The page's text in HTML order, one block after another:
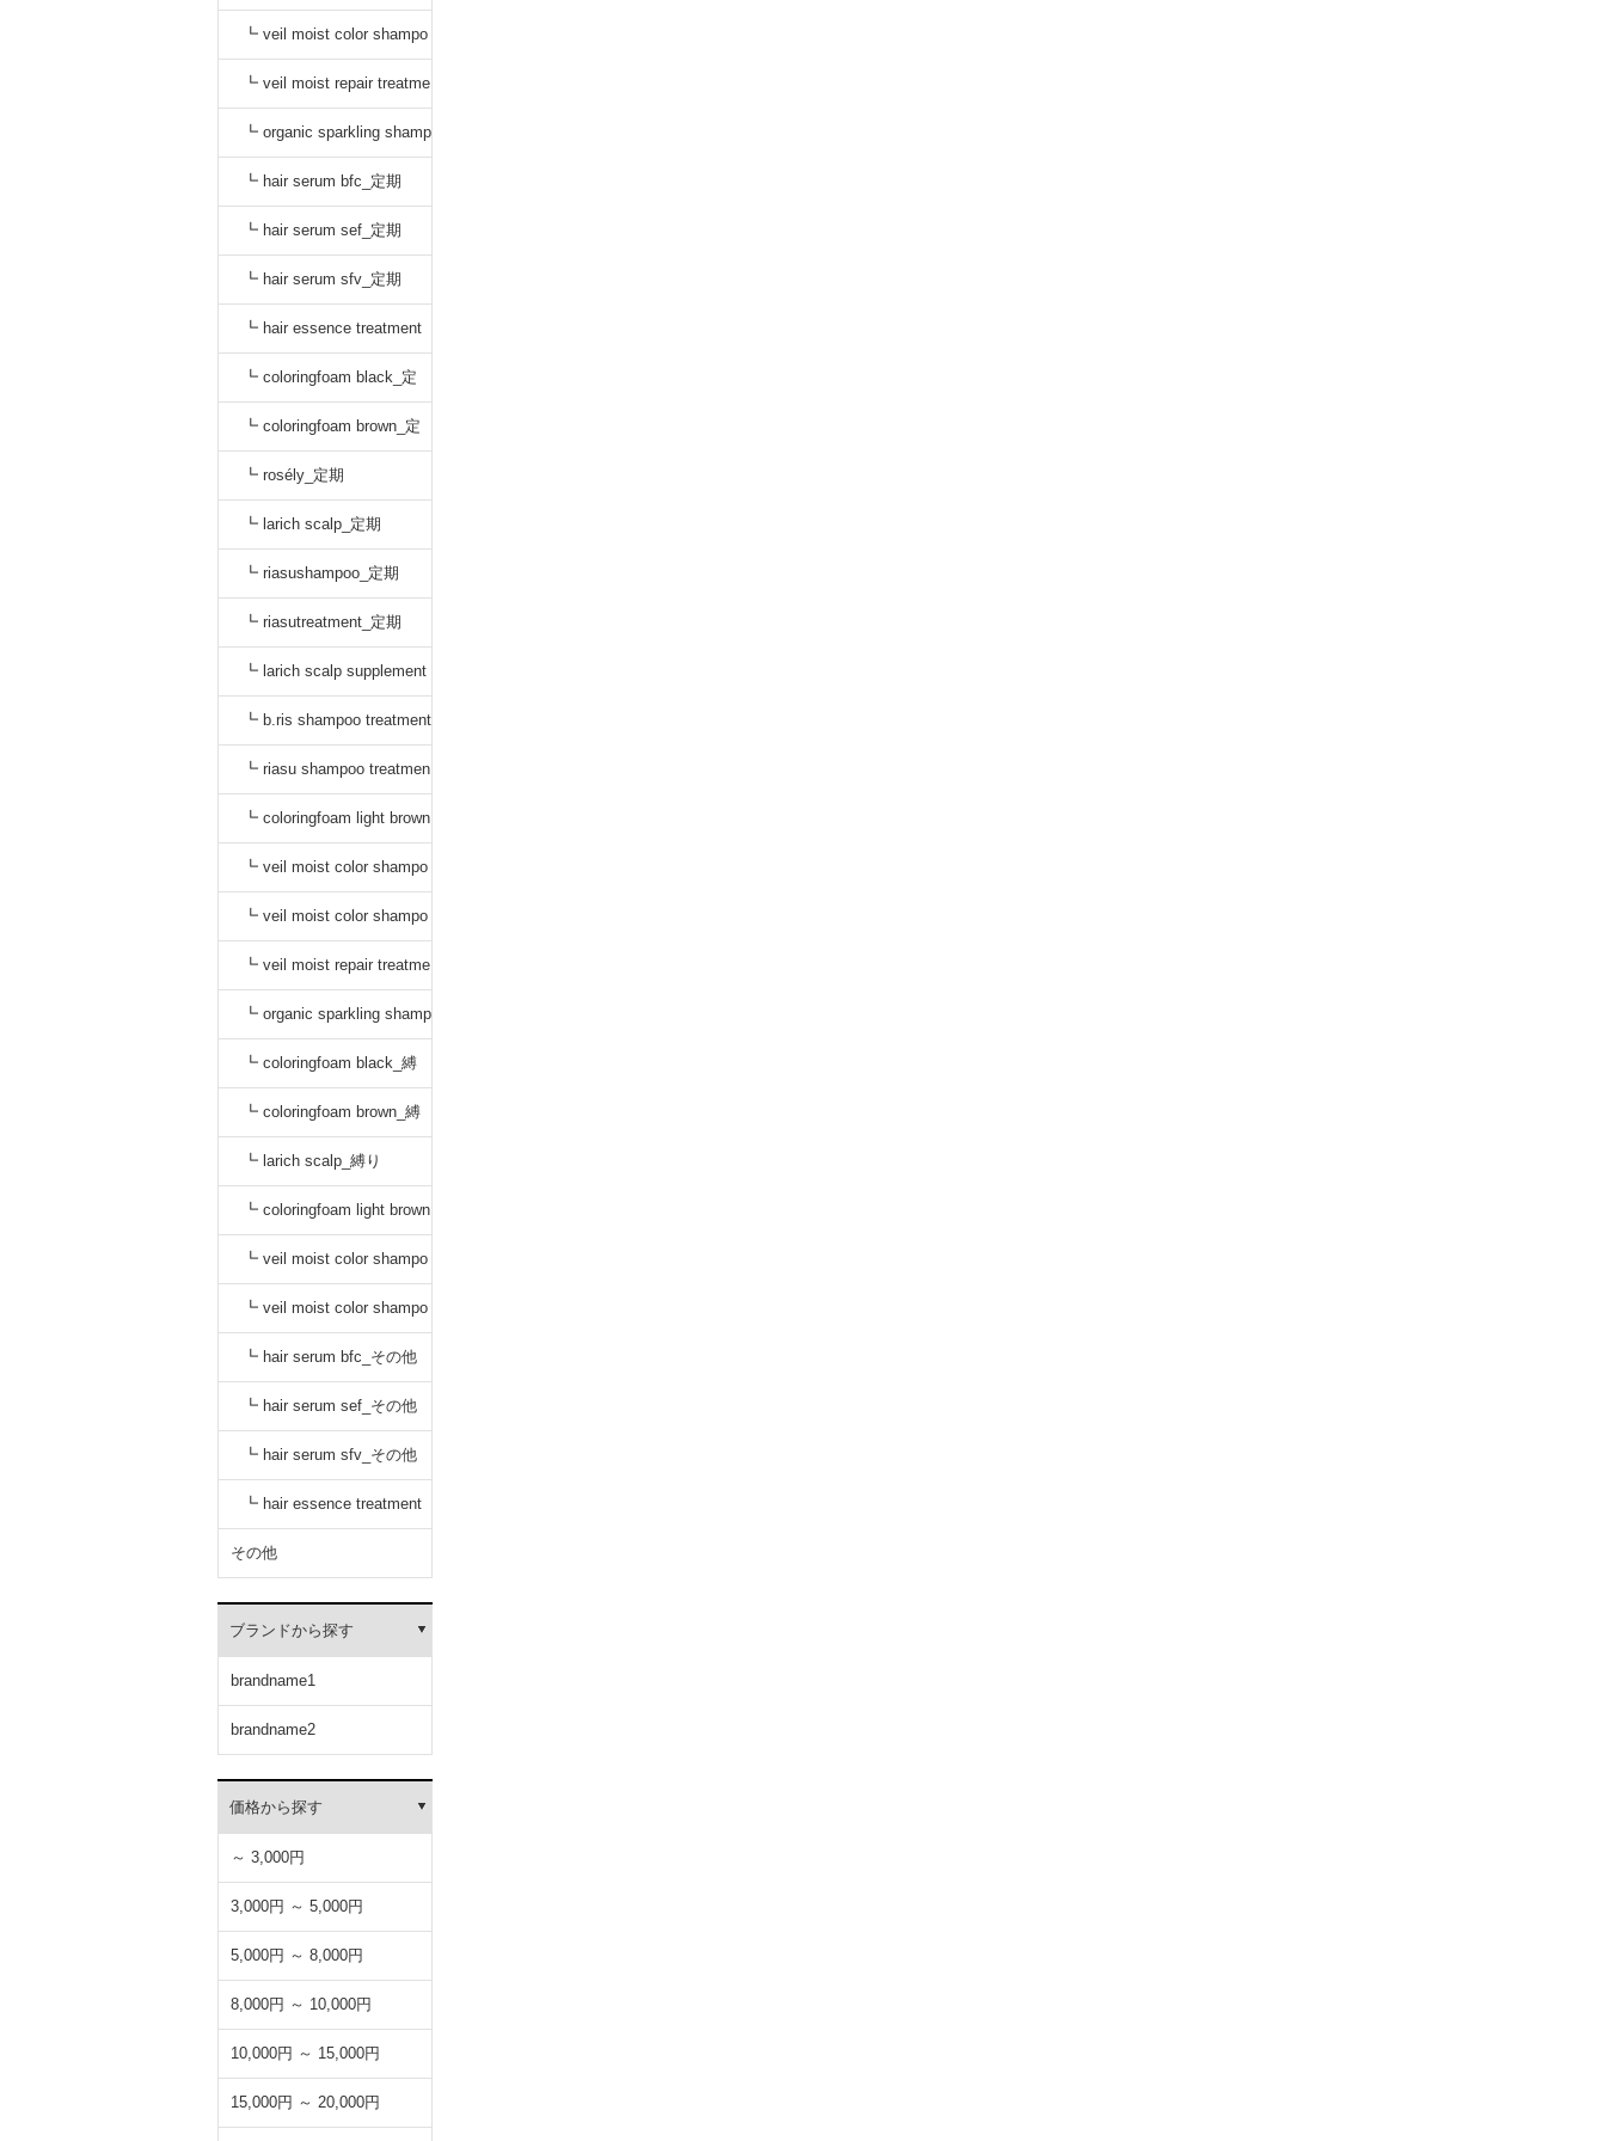
o black_通常
┗ veil moist color shampo
o dark brown_通常
┗ veil moist repair treatme
nt_通常
┗ organic sparkling shamp
oo_定期
┗ hair serum bfc_定期
┗ hair serum sef_定期
┗ hair serum sfv_定期
┗ hair essence treatment
dr_定期
┗ coloringfoam black_定
期
┗ coloringfoam brown_定
期
┗ rosély_定期
┗ larich scalp_定期
┗ riasushampoo_定期
┗ riasutreatment_定期
┗ larich scalp supplement
_定期
┗ b.ris shampoo treatment
セット_定期
┗ riasu shampoo treatmen
t セット_定期
┗ coloringfoam light brown
_定期
┗ veil moist color shampo
o black_定期
┗ veil moist color shampo
o dark brown_定期
┗ veil moist repair treatme
nt_定期
┗ organic sparkling shamp
oo_縛り
┗ coloringfoam black_縛
り
┗ coloringfoam brown_縛
り
┗ larich scalp_縛り
┗ coloringfoam light brown
_縛り
┗ veil moist color shampo
o black_縛り
┗ veil moist color shampo
o dark brown_縛り
┗ hair serum bfc_その他
┗ hair serum sef_その他
┗ hair serum sfv_その他
┗ hair essence treatment
dr_その他
その他
ブランドから探す
brandname1
brandname2
価格から探す
～ 3,000円
3,000円 ～ 5,000円
5,000円 ～ 8,000円
8,000円 ～ 10,000円
10,000円 ～ 15,000円
15,000円 ～ 20,000円